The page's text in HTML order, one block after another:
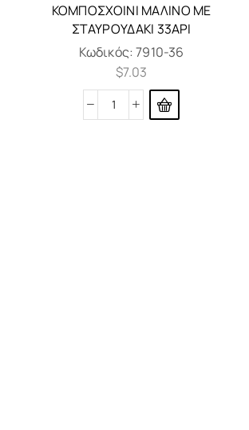
ΚΟΜΠΟΣΧΟΊΝΙ ΜΆΛΙΝΟ ΜΕ
ΣΤΑΥΡΟΥΔΆΚΙ 33ΑΡΙ
Κωδικός:7910-36
$7.03